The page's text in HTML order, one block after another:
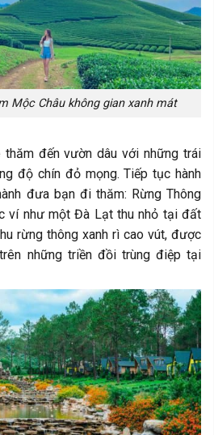
Mộc Châu không gian xanh mát
thăm đến vườn dâu với những trái
độ chín đỏ mọng. Tiếp tục hành
đưa bạn đi thăm: Rừng Thông
ví như một Đà Lạt thu nhỏ tại đất
rừng thông xanh rì cao vút, được
những triền đồi trùng điệp tại